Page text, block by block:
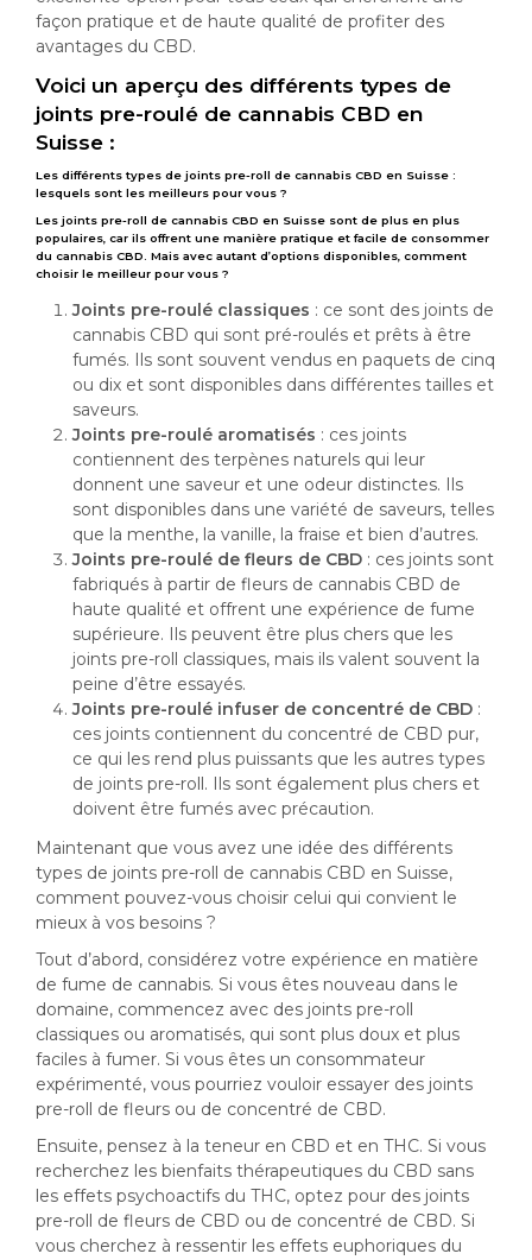
façon pratique et de haute qualité de profiter des
avantages du CBD.
Voici un aperçu des différents types de
joints pre-roulé de cannabis CBD en
Suisse :
Les différents types de joints pre-roll de cannabis CBD en Suisse :
lesquels sont les meilleurs pour vous ?
Les joints pre-roll de cannabis CBD en Suisse sont de plus en plus
populaires, car ils offrent une manière pratique et facile de consommer
du cannabis CBD. Mais avec autant d’options disponibles, comment
choisir le meilleur pour vous ?
Joints pre-roulé classiques : ce sont des joints de
cannabis CBD qui sont pré-roulés et prêts à être
fumés. Ils sont souvent vendus en paquets de cinq
ou dix et sont disponibles dans différentes tailles et
saveurs.
Joints pre-roulé aromatisés : ces joints
contiennent des terpènes naturels qui leur
donnent une saveur et une odeur distinctes. Ils
sont disponibles dans une variété de saveurs, telles
que la menthe, la vanille, la fraise et bien d’autres.
Joints pre-roulé de fleurs de CBD: ces joints sont
fabriqués à partir de fleurs de cannabis CBD de
haute qualité et offrent une expérience de fume
supérieure. Ils peuvent être plus chers que les
joints pre-roll classiques, mais ils valent souvent la
peine d’être essayés.
Joints pre-roulé infuser de concentré de CBD:
ces joints contiennent du concentré de CBD pur,
ce qui les rend plus puissants que les autres types
de joints pre-roll. Ils sont également plus chers et
doivent être fumés avec précaution.
Maintenant que vous avez une idée des différents
types de joints pre-roll de cannabis CBD en Suisse,
comment pouvez-vous choisir celui qui convient le
mieux à vos besoins ?
Tout d’abord, considérez votre expérience en matière
de fume de cannabis. Si vous êtes nouveau dans le
domaine, commencez avec des joints pre-roll
classiques ou aromatisés, qui sont plus doux et plus
faciles à fumer. Si vous êtes un consommateur
expérimenté, vous pourriez vouloir essayer des joints
pre-roll de fleurs ou de concentré de CBD.
Ensuite, pensez à la teneur en CBD et en THC. Si vous
recherchez les bienfaits thérapeutiques du CBD sans
les effets psychoactifs du THC, optez pour des joints
pre-roll de fleurs de CBD ou de concentré de CBD. Si
vous cherchez à ressentir les effets euphoriques du